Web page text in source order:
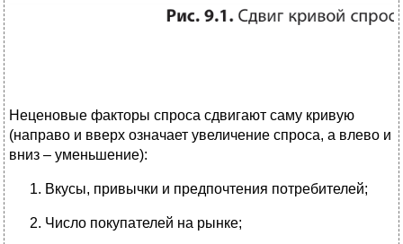
Неценовые факторы спроса сдвигают саму кривую
(направо и вверх означает увеличение спроса, а влево и
вниз – уменьшение):
Вкусы, привычки и предпочтения потребителей;
Число покупателей на рынке;